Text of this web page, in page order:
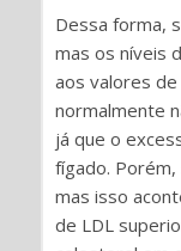
Dessa forma,
mas os níveis
aos valores
normalmente
já que o
fígado.
mas isso
de LDL